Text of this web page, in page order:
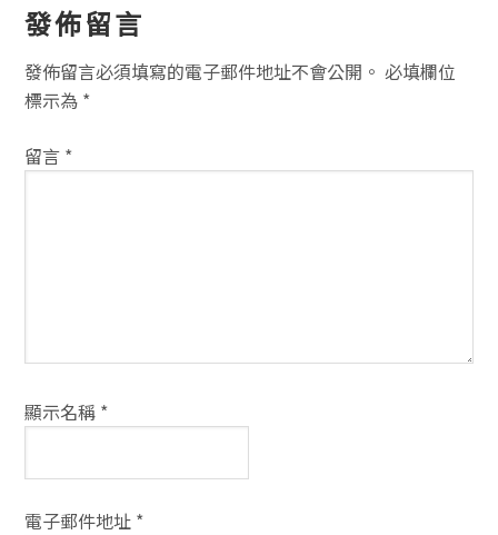
讀
者
互
動
方
發佈留言
發佈留言必須填寫的電子郵件地址不會公開。 必填欄位
標示為 *
留言 *
顯示名稱 *
電子郵件地址 *